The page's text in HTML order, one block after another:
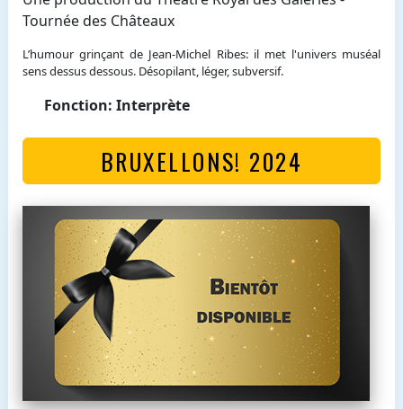
Tournée des Châteaux
L’humour grinçant de Jean-Michel Ribes: il met l'univers muséal
sens dessus dessous. Désopilant, léger, subversif.
Fonction: Interprète
BRUXELLONS! 2024